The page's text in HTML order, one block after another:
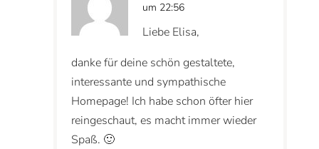
um 22:56
Liebe Elisa,
danke für deine schön gestaltete,
interessante und sympathische
Homepage! Ich habe schon öfter hier
reingeschaut, es macht immer wieder
Spaß. 🙂